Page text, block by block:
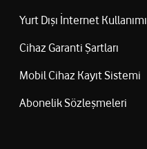
Yurt Dışı İnternet Kullanımı
Cihaz Garanti Şartları
Mobil Cihaz Kayıt Sistemi
Abonelik Sözleşmeleri